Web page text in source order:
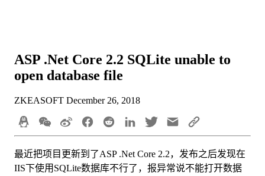
ASP .Net Core 2.2 SQLite unable to
open database file
ZKEASOFT December 26, 2018
最近把项目更新到了ASP .Net Core 2.2，发布之后发现在
IIS下使用SQLite数据库不行了，报异常说不能打开数据